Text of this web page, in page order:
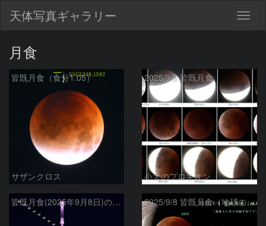
天体写真ギャラリー
月食
皆既月食（食分1.05）
サザンクロス
2025/9/8 皆既月食
小犬のプロキオン
皆既月食(2025年9月8日)の連続写真と東京スカイツリー(ライトアップバージョン 2025/9/8 皆既月食（地球の影）